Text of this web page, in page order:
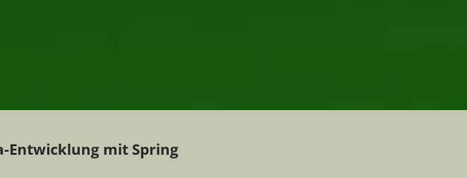
Entwicklung mit Spring